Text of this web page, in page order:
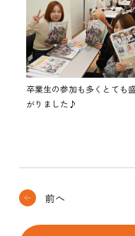
卒業生の参加も多くとても
がりました♪
前へ